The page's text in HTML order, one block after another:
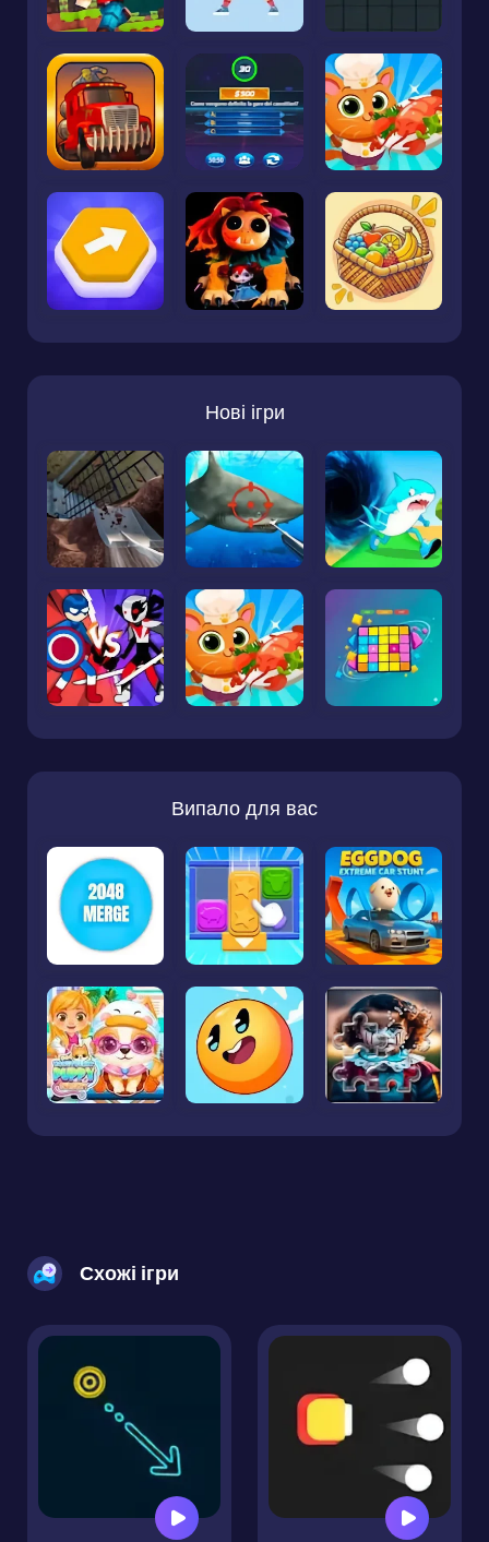
Нові ігри
Випало для вас
Схожі ігри